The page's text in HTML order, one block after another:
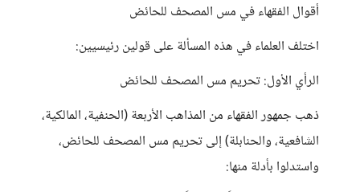
أقوال الفقهاء في مس المصحف للحائض
اختلف العلماء في هذه المسألة على قولين رئيسيين:
الرأي الأول: تحريم مس المصحف للحائض
ذهب جمهور الفقهاء من المذاهب الأربعة (الحنفية، المالكية،
الشافعية، والحنابلة) إلى تحريم مس المصحف للحائض،
واستدلوا بأدلة منها: